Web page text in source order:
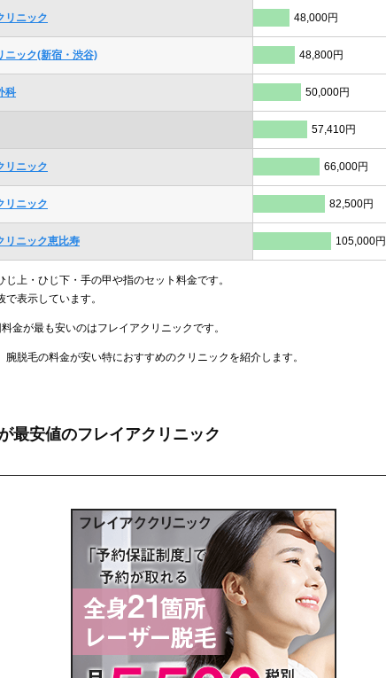
リニック 48,000円
ニック(新宿・渋谷) 48,800円
科 50,000円
57,410円
リニック 66,000円
リニック 82,500円
リニック恵比寿 105,000円
上・ひじ下・手の甲や指のセット料金です。
表示しています。
金が最も安いのはフレイアクリニックです。
腕脱毛の料金が安い特におすすめのクリニックを紹介します。
最安値のフレイアクリニック